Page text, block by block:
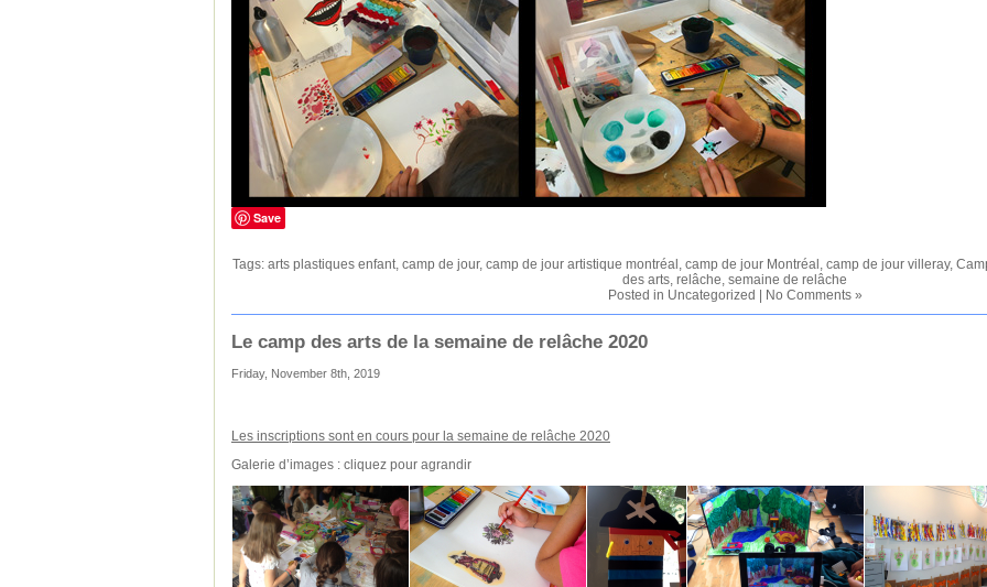
Save
Tags: arts plastiques enfant, camp de jour, camp de jour artistique montréal , camp de jour Montréal , camp de jour villeray,
des arts, relâche, semaine de relâche
Posted in Uncategorized No Comments »
Le camp des arts de la semaine de relâche 2020
Friday, November 8th, 2019
Les inscriptions sont en cours pour la semaine de relâche 2020
Galerie d’images : cliquez pour agrandir